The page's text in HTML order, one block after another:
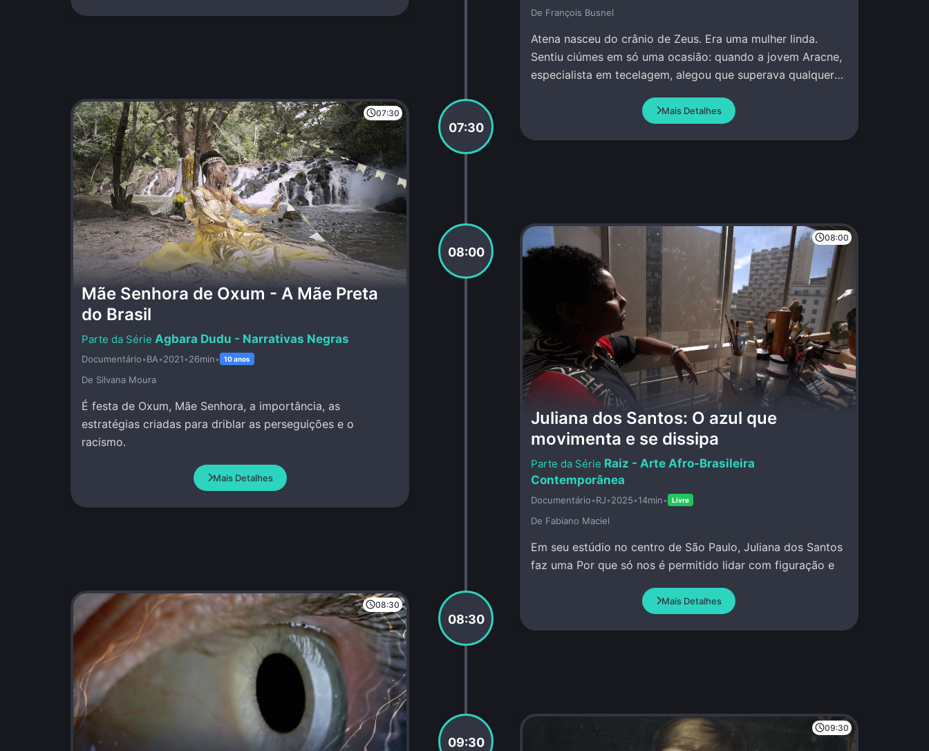
De François Busnel
Atena nasceu do crânio de Zeus. Era uma mulher linda.
Sentiu ciúmes em só uma ocasião: quando a jovem Aracne,
especialista em tecelagem, alegou que superava qualquer
Mais Detalhes
07:30
07:30
Mãe Senhora de Oxum - A Mãe Preta
do Brasil
Agbara Dudu - Narrativas Negras
Documentário•BA•2021•26min• 10 anos
De Silvana Moura
É festa de Oxum, Mãe Senhora, a importância, as
estratégias criadas para driblar as perseguições e o
racismo.
Mais Detalhes
08:00
08:00
Juliana dos Santos: O azul que
movimenta e se dissipa
Raiz - Arte Afro-Brasileira
Contemporânea
Documentário•RJ•2025•14min• Livre
De Fabiano Maciel
Em seu estúdio no centro de São Paulo, Juliana dos Santos
faz uma Por que só nos é permitido lidar com figuração e
Mais Detalhes
08:30
08:30
09:30
09:30